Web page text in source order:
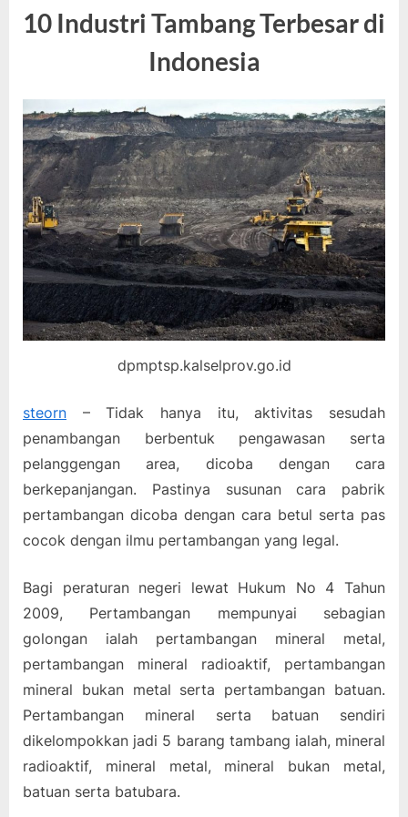
10 Industri Tambang Terbesar di
Indonesia
dpmptsp.kalselprov.go.id
steorn – Tidak hanya itu, aktivitas sesudah
penambangan berbentuk pengawasan serta
pelanggengan area, dicoba dengan cara
berkepanjangan. Pastinya susunan cara pabrik
pertambangan dicoba dengan cara betul serta pas
cocok dengan ilmu pertambangan yang legal.
Bagi peraturan negeri lewat Hukum No 4 Tahun
2009, Pertambangan mempunyai sebagian
golongan ialah pertambangan mineral metal,
pertambangan mineral radioaktif, pertambangan
mineral bukan metal serta pertambangan batuan.
Pertambangan mineral serta batuan sendiri
dikelompokkan jadi 5 barang tambang ialah, mineral
radioaktif, mineral metal, mineral bukan metal,
batuan serta batubara.